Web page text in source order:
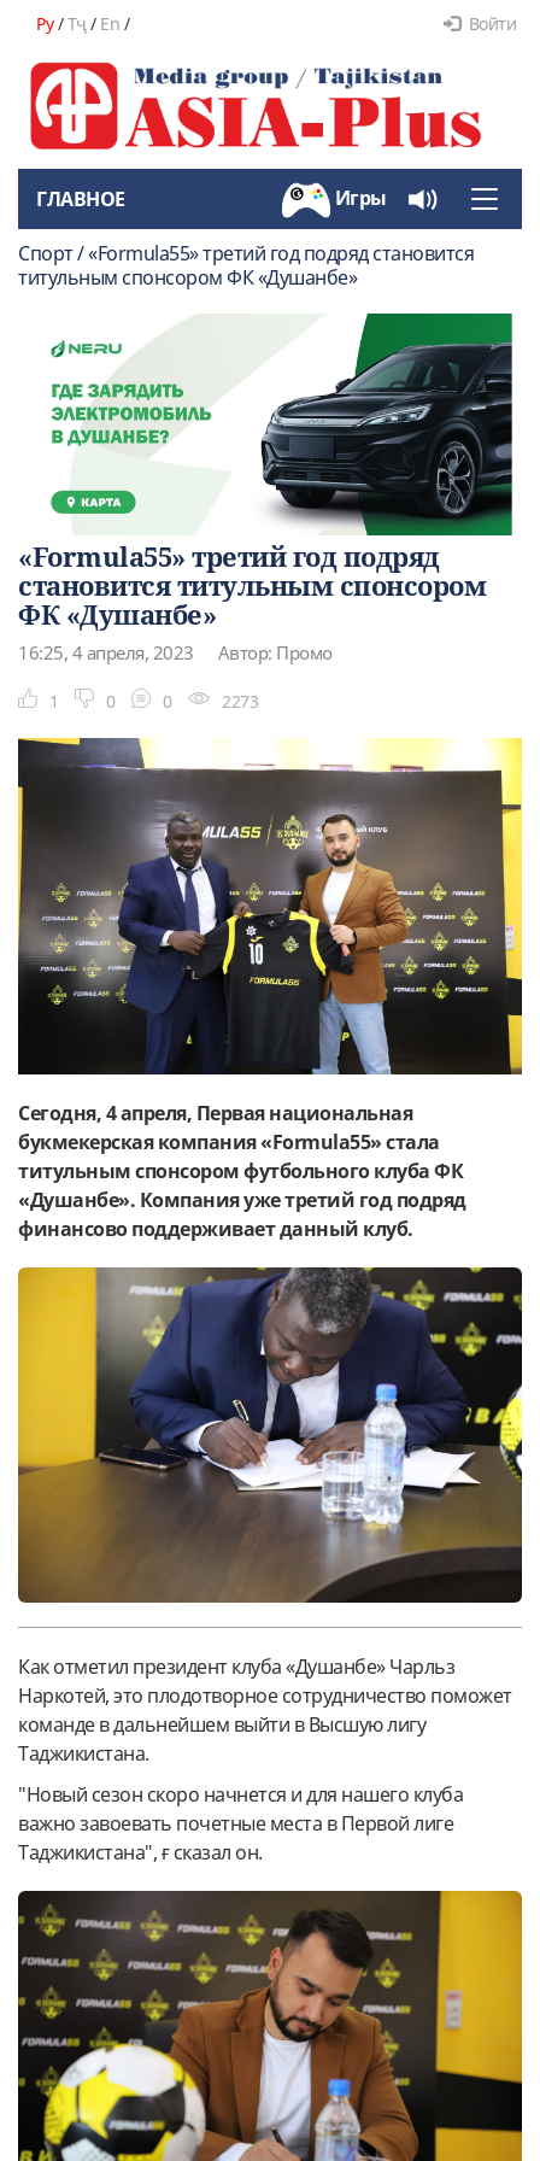
Ру/Тҷ/ En / Войти
Toggle
ГЛАВНОЕ Игры
Спорт / «Formula55» третий год подряд становится
титульным спонсором ФК «Душанбе»
«Formula55» третий год подряд
становится титульным спонсором
ФК «Душанбе»
16:25, 4 апреля, 2023 Автор: Промо
1 0 0 2273
Сегодня, 4 апреля, Первая национальная
букмекерская компания «Formula55» стала
титульным спонсором футбольного клуба ФК
«Душанбе». Компания уже третий год подряд
финансово поддерживает данный клуб.
Как отметил президент клуба «Душанбе» Чарльз
Наркотей, это плодотворное сотрудничество поможет
команде в дальнейшем выйти в Высшую лигу
Таджикистана.
"Новый сезон скоро начнется и для нашего клуба
важно завоевать почетные места в Первой лиге
Таджикистана", ғ сказал он.